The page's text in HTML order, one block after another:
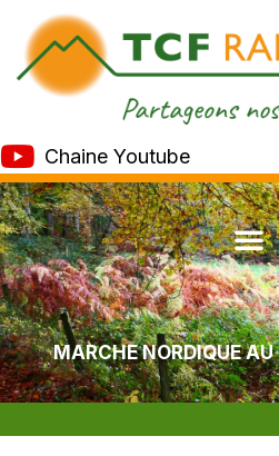
Chaine Youtube
MARCHE NORDIQUE